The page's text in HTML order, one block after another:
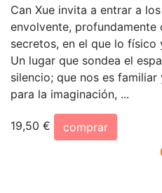
Can Xue invita a entrar a
envolvente,
secretos, en el que lo físico
Un lugar que sondea el
silencio; que nos es
para la imaginación, ...
19,50 €
comprar